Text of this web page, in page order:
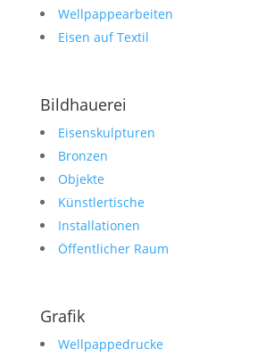
Wellpappearbeiten
Eisen auf Textil
Bildhauerei
Eisenskulpturen
Bronzen
Objekte
Künstlertische
Installationen
Öffentlicher Raum
Grafik
Wellpappedrucke